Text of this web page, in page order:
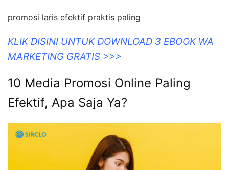
promosi laris efektif praktis paling
KLIK DISINI UNTUK DOWNLOAD 3 EBOOK WA
MARKETING GRATIS >>>
10 Media Promosi Online Paling
Efektif, Apa Saja Ya?